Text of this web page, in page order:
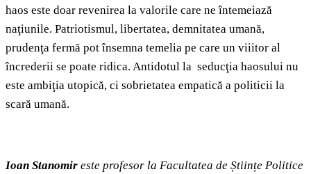
haos este doar revenirea la valorile care ne întemeiază
naţiunile. Patriotismul, libertatea, demnitatea umană,
prudenţa fermă pot însemna temelia pe care un viiitor al
încrederii se poate ridica. Antidotul la seducţia haosului nu
este ambiţia utopică, ci sobrietatea empatică a politicii la
scară umană.
Ioan Stanomir este profesor la Facultatea de Științe Politice